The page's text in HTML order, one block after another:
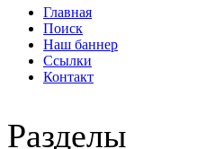
Главная
Поиск
Наш баннер
Ссылки
Контакт
Разделы